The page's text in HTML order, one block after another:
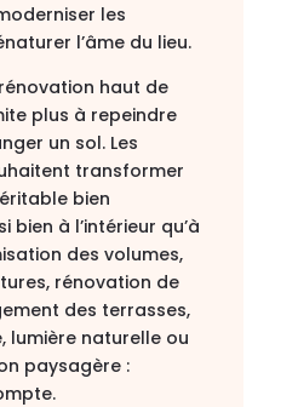
les
l’âme du lieu.
haut de
plus à repeindre
un sol. Les
transformer
bien
bien à l’intérieur qu’à
des volumes,
rénovation de
des terrasses,
lumière naturelle ou
paysagère :